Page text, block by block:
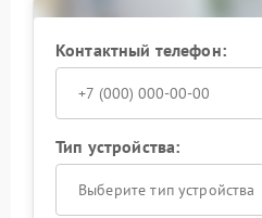
Контактный телефон:
Тип устройства:
Выберите тип устройства